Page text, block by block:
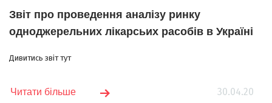
Звіт про проведення аналізу ринку
одноджерельних лікарсьих расобів в Україні
Дивитись звіт тут
30.04.20
Читати більше